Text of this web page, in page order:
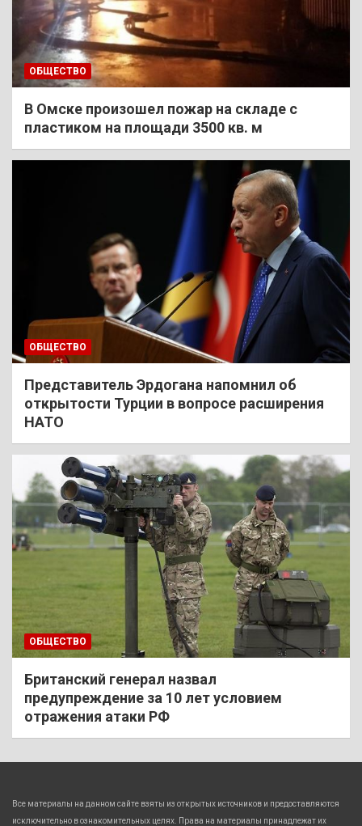
ОБЩЕСТВО
В Омске произошел пожар на складе с
пластиком на площади 3500 кв. м
ОБЩЕСТВО
Представитель Эрдогана напомнил об
открытости Турции в вопросе расширения
НАТО
ОБЩЕСТВО
Британский генерал назвал
предупреждение за 10 лет условием
отражения атаки РФ
Все материалы на данном сайте взяты из открытых источников и предоставляются
исключительно в ознакомительных целях. Права на материалы принадлежат их